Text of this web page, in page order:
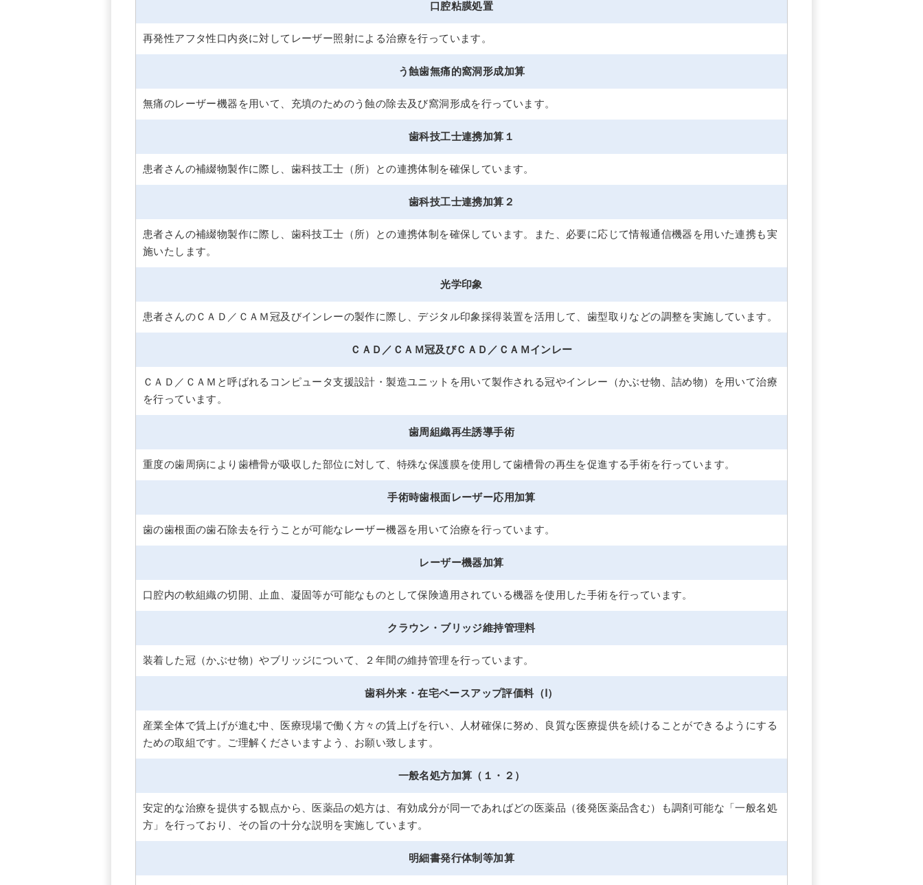
口腔粘膜処置
再発性アフタ性口内炎に対してレーザー照射による治療を行っています。
う蝕歯無痛的窩洞形成加算
無痛のレーザー機器を用いて、充填のためのう蝕の除去及び窩洞形成を行っています。
歯科技工士連携加算１
患者さんの補綴物製作に際し、歯科技工士（所）との連携体制を確保しています。
歯科技工士連携加算２
患者さんの補綴物製作に際し、歯科技工士（所）との連携体制を確保しています。また、必要に応じて情報通信機器を用いた連携も実
施いたします。
光学印象
患者さんのＣＡＤ／ＣＡＭ冠及びインレーの製作に際し、デジタル印象採得装置を活用して、歯型取りなどの調整を実施しています。
ＣＡＤ／ＣＡＭ冠及びＣＡＤ／ＣＡＭインレー
ＣＡＤ／ＣＡＭと呼ばれるコンピュータ支援設計・製造ユニットを用いて製作される冠やインレー（かぶせ物、詰め物）を用いて治療
を行っています。
歯周組織再生誘導手術
重度の歯周病により歯槽骨が吸収した部位に対して、特殊な保護膜を使用して歯槽骨の再生を促進する手術を行っています。
手術時歯根面レーザー応用加算
歯の歯根面の歯石除去を行うことが可能なレーザー機器を用いて治療を行っています。
レーザー機器加算
口腔内の軟組織の切開、止血、凝固等が可能なものとして保険適用されている機器を使用した手術を行っています。
クラウン・ブリッジ維持管理料
装着した冠（かぶせ物）やブリッジについて、２年間の維持管理を行っています。
歯科外来・在宅ベースアップ評価料（Ⅰ）
産業全体で賃上げが進む中、医療現場で働く方々の賃上げを行い、人材確保に努め、良質な医療提供を続けることができるようにする
ための取組です。ご理解くださいますよう、お願い致します。
一般名処方加算（１・２）
安定的な治療を提供する観点から、医薬品の処方は、有効成分が同一であればどの医薬品（後発医薬品含む）も調剤可能な「一般名処
方」を行っており、その旨の十分な説明を実施しています。
明細書発行体制等加算